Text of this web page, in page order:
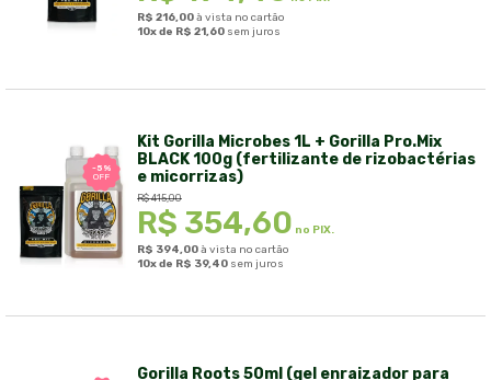
R$ 216,00à vista no cartão
10x de R$ 21,60 sem juros
-5%
OFF
Kit Gorilla Microbes 1L + Gorilla Pro.Mix
BLACK 100g (fertilizante de rizobactérias
e micorrizas)
R$415,00
R$ 354,60 no PIX.
R$ 394,00à vista no cartão
10x de R$ 39,40 sem juros
Gorilla Roots 50ml (gel enraizador para